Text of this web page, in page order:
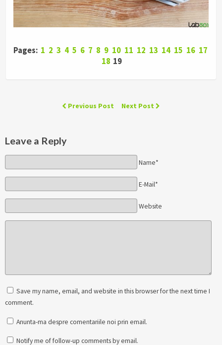
Pages: 1 2 3 4 5 6 7 8 9 10 11 12 13 14 15 16 17
18 19
Previous Post Next Post
Leave a Reply
Name*
E-Mail*
Website
Save my name, email, and website in this browser for the next time I
comment.
Anunta-ma despre comentariile noi prin email.
Notify me of follow-up comments by email.